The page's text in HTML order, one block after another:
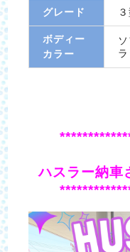
グレード
ボディー
カラー
ハスラー納車